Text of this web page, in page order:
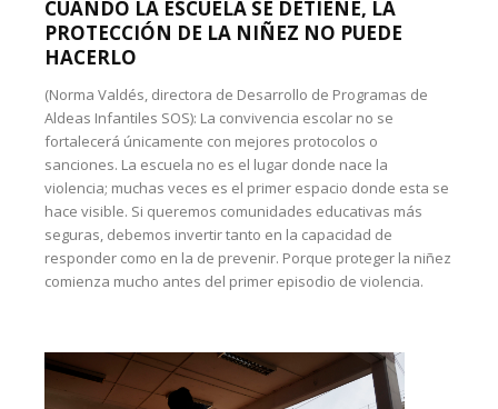
CUANDO LA ESCUELA SE DETIENE, LA
PROTECCIÓN DE LA NIÑEZ NO PUEDE
HACERLO
(Norma Valdés, directora de Desarrollo de Programas de
Aldeas Infantiles SOS): La convivencia escolar no se
fortalecerá únicamente con mejores protocolos o
sanciones. La escuela no es el lugar donde nace la
violencia; muchas veces es el primer espacio donde esta se
hace visible. Si queremos comunidades educativas más
seguras, debemos invertir tanto en la capacidad de
responder como en la de prevenir. Porque proteger la niñez
comienza mucho antes del primer episodio de violencia.